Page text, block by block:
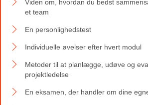
Viden om, hvordan du bedst
et team
En personlighedstest
Individuelle øvelser efter hvert modul
Metoder til at planlægge, udøve og
projektledelse
En eksamen, der handler om dine